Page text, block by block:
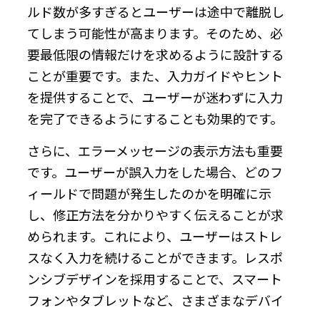
ルド数が多すぎるとユーザーは途中で離脱し
てしまう可能性が高まります。そのため、必
要最低限の情報だけを求めるように設計する
ことが重要です。また、入力ガイドやヒント
を提供することで、ユーザーが迷わずに入力
を完了できるようにすることも効果的です。
さらに、エラーメッセージの表示方法も重要
です。ユーザーが誤入力をした場合、どのフ
ィールドで問題が発生したのかを明確に示
し、修正方法を分かりやすく伝えることが求
められます。これにより、ユーザーはストレ
スなく入力を続けることができます。レスポ
ンシブデザインを採用することで、スマート
フォンやタブレットなど、さまざまなデバイ